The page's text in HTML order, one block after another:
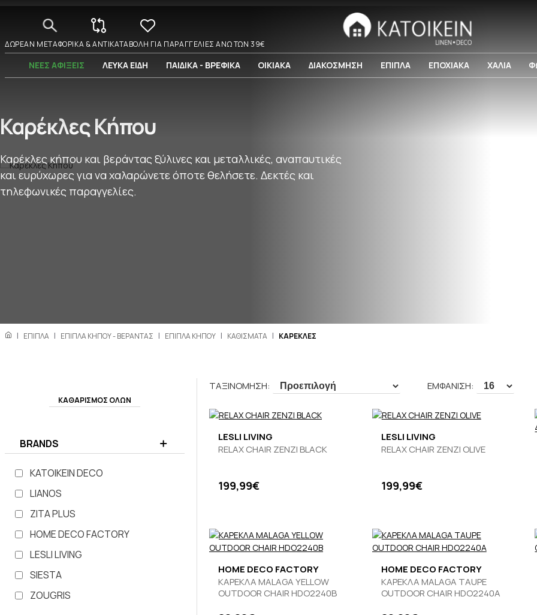
ΔΩΡΕΑΝ ΜΕΤΑΦΟΡΙΚΑ & ΑΝΤΙΚΑΤΑΒΟΛΗ ΓΙΑ ΠΑΡΑΓΓΕΛΙΕΣ ΑΝΩ ΤΩΝ 39€
ΝΕΕΣ ΑΦΙΞΕΙΣ ΛΕΥΚΑ ΕΙΔΗ ΠΑΙΔΙΚΑ - ΒΡΕΦΙΚΑ ΟΙΚΙΑΚΑ ΔΙΑΚΟΣΜΗΣΗ ΕΠΙΠΛΑ ΕΠΟΧΙΑΚΑ ΧΑΛΙΑ
Καρέκλες κήπου και βεράντας ξύλινες και μεταλλικές, αναπαυτικές
και ευρύχωρες για να χαλαρώνετε όποτε θελήσετε. Δεκτές και
τηλεφωνικές παραγγελίες.
Καρέκλες Κήπου
ΕΠΙΠΛΑ ΕΠΙΠΛΑ ΚΗΠΟΥ - ΒΕΡΑΝΤΑΣ ΕΠΙΠΛΑ ΚΗΠΟΥ ΚΑΘΙΣΜΑΤΑ ΚΑΡΕΚΛΕΣ
ΚΑΘΑΡΙΣΜΟΣ ΟΛΩΝ
BRANDS
KATOIKEIN DECO
LIANOS
ZITA PLUS
HOME DECO FACTORY
LESLI LIVING
SIESTA
ZOUGRIS
ΤΑΞΙΝΟΜΗΣΗ: ΕΜΦΑΝΙΣΗ:
LESLI LIVING
RELAX CHAIR ZENZI BLACK
199,99€
LESLI LIVING
RELAX CHAIR ZENZI OLIVE
199,99€
HOME DECO FACTORY
ΚΑΡΕΚΛΑ MALAGA YELLOW
OUTDOOR CHAIR HDO2240B
HOME DECO FACTORY
ΚΑΡΕΚΛΑ MALAGA TAUPE
OUTDOOR CHAIR HDO2240A